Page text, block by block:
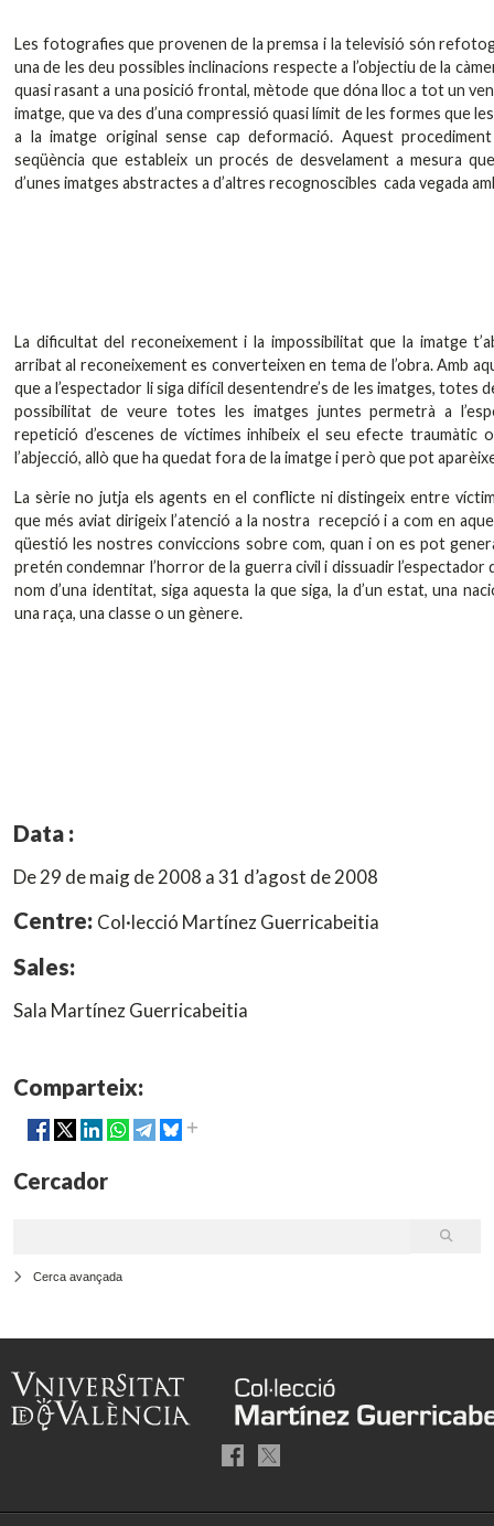
Les fotografies que provenen de la premsa i la televisió són
una de les deu possibles inclinacions respecte a l’objectiu de la
quasi rasant a una posició frontal, mètode que dóna lloc a tot un
imatge, que va des d’una compressió quasi límit de les formes que
a la imatge original sense cap deformació. Aquest
seqüència que estableix un procés de desvelament a mesura
d’unes imatges abstractes a d’altres recognoscibles cada vegada
La dificultat del reconeixement i la impossibilitat que la imatge
arribat al reconeixement es converteixen en tema de l’obra. Amb
que a l’espectador li siga difícil desentendre’s de les imatges, totes
possibilitat de veure totes les imatges juntes permetrà a
repetició d’escenes de víctimes inhibeix el seu efecte traumàtic
l’abjecció, allò que ha quedat fora de la imatge i però que pot
La sèrie no jutja els agents en el conflicte ni distingeix entre
que més aviat dirigeix l’atenció a la nostra recepció i a com en
qüestió les nostres conviccions sobre com, quan i on es pot
pretén condemnar l’horror de la guerra civil i dissuadir l’espectador
nom d’una identitat, siga aquesta la que siga, la d’un estat, una
una raça, una classe o un gènere.
Data :
De 29 de maig de 2008 a 31 d’agost de 2008
Centre: Col·lecció Martínez Guerricabeitia
Sales:
Sala Martínez Guerricabeitia
Comparteix:
Cercador
Cerca avançada